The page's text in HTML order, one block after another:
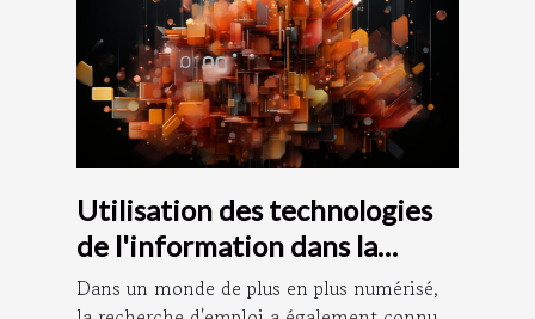
Utilisation des technologies
de l'information dans la
recherche d'emploi : le rôle
Dans un monde de plus en plus numérisé,